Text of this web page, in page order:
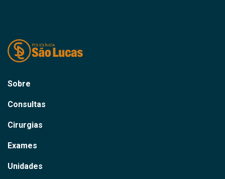
Sobre
Consultas
Cirurgias
Exames
Unidades